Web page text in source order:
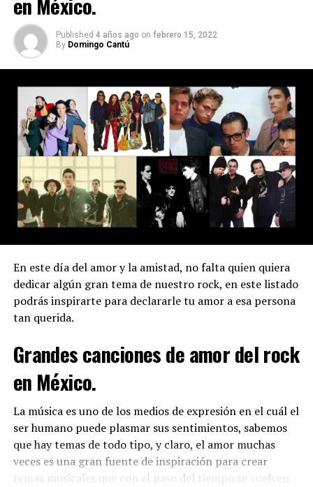
En esta ocasión veremos personalidades ya reconocidas
y con un trayecto reconocido, así como jóvenes que se
están ganando a pulso el éxito, sin nada más que
agregar comenzamos este breve listado de las rockeras
delVive Latino 2022.
1.- Bruses.
Con una mezcla de electro pop, esta joven influencer a
una personalidad intensa, Bruses cuenta con una buena
base de fanaticos en redes sociales. Temas sugeridos: «I
Like 2 Be», «Dueles tan bien», «Amor desechable» (Ft.
Carlos Sadness).
Published 4 años ago on febrero 15, 2022
By Domingo Cantú
En este día del amor y la amistad, no falta quien quiera
dedicar algún gran tema de nuestro rock, en este listado
podrás inspirarte para declararle tu amor a esa persona
tan querida.
Grandes canciones de amor del rock
en México.
La música es uno de los medios de expresión en el cuál el
ser humano puede plasmar sus sentimientos, sabemos
que hay temas de todo tipo, y claro, el amor muchas
veces es una gran fuente de inspiración para crear
temas musicales que con el paso del tiempo se vuelven